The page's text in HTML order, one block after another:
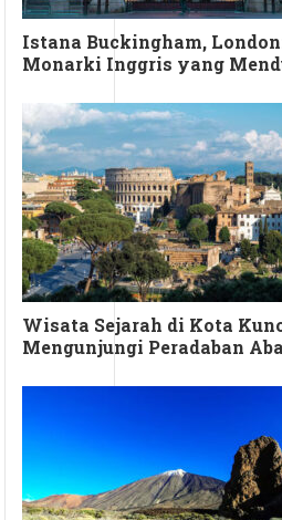
Istana Buckingham,
Monarki Inggris yang
Wisata Sejarah di Kota
Mengunjungi Peradaban